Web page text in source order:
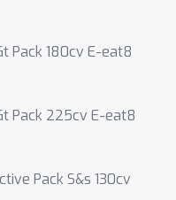
Pack 180cv E-eat8
Pack 225cv E-eat8
Pack S&s 130cv